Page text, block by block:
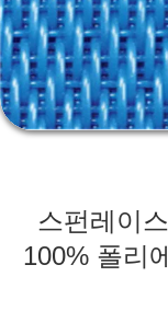
품
우
리
하
스펀레이
100% 폴리